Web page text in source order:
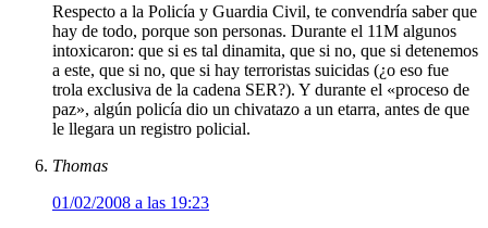
Respecto a la Policía y Guardia Civil, te convendría saber que
hay de todo, porque son personas. Durante el 11M algunos
intoxicaron: que si es tal dinamita, que si no, que si detenemos
a este, que si no, que si hay terroristas suicidas (¿o eso fue
trola exclusiva de la cadena SER?). Y durante el «proceso de
paz», algún policía dio un chivatazo a un etarra, antes de que
le llegara un registro policial.
Thomas
01/02/2008 a las 19:23